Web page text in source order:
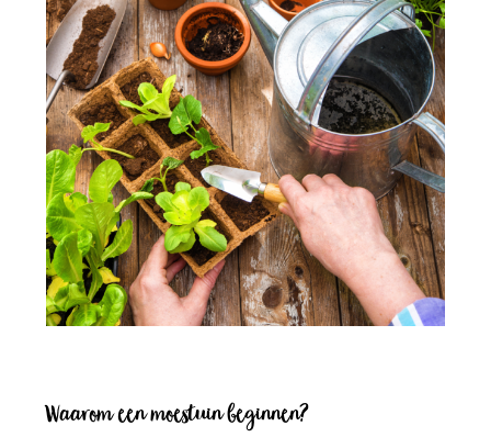
Waarom een moestuin beginnen?